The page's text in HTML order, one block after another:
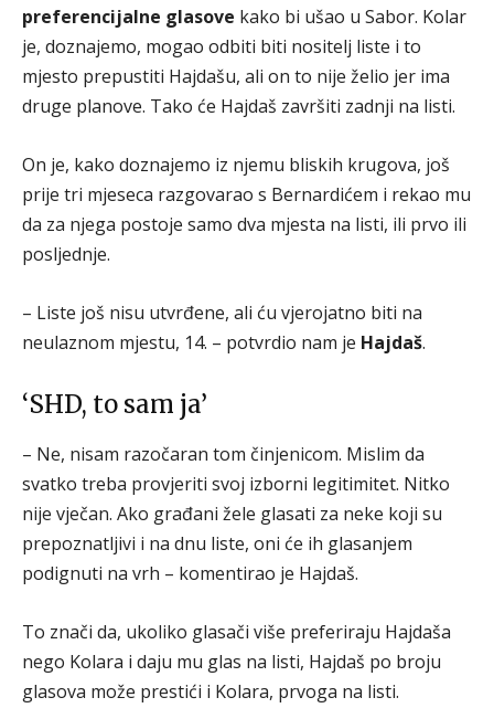
preferencijalne glasove kako bi ušao u Sabor. Kolar
je, doznajemo, mogao odbiti biti nositelj liste i to
mjesto prepustiti Hajdašu, ali on to nije želio jer ima
druge planove. Tako će Hajdaš završiti zadnji na listi.
On je, kako doznajemo iz njemu bliskih krugova, još
prije tri mjeseca razgovarao s Bernardićem i rekao mu
da za njega postoje samo dva mjesta na listi, ili prvo ili
posljednje.
– Liste još nisu utvrđene, ali ću vjerojatno biti na
neulaznom mjestu, 14. – potvrdio nam je Hajdaš.
‘SHD, to sam ja’
– Ne, nisam razočaran tom činjenicom. Mislim da
svatko treba provjeriti svoj izborni legitimitet. Nitko
nije vječan. Ako građani žele glasati za neke koji su
prepoznatljivi i na dnu liste, oni će ih glasanjem
podignuti na vrh – komentirao je Hajdaš.
To znači da, ukoliko glasači više preferiraju Hajdaša
nego Kolara i daju mu glas na listi, Hajdaš po broju
glasova može prestići i Kolara, prvoga na listi.